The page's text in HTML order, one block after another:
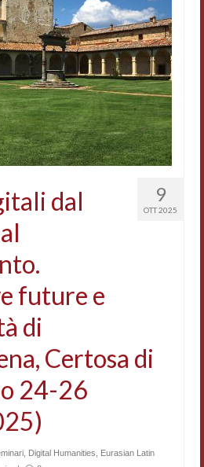
postcoloniale
redazionali
acquisti
9
OTT 2025
dal
future e
di
Certosa di
24-26
Digital Humanities
Eurasian Latin